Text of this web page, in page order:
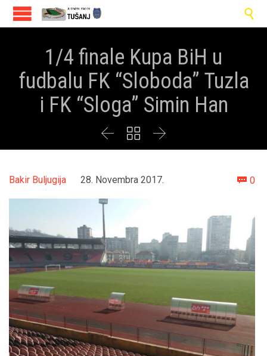

1/4 finale Kupa BiH u
fudbalu FK “Sloboda” Tuzla
i FK “Sloga” Simin Han
  
Bakir Buljugija 28. Novembra 2017.  0